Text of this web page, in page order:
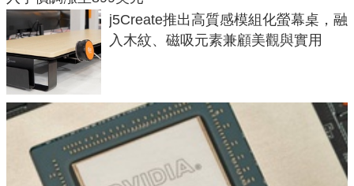
j5Create推出高質感模組化螢幕桌，融
入木紋、磁吸元素兼顧美觀與實用